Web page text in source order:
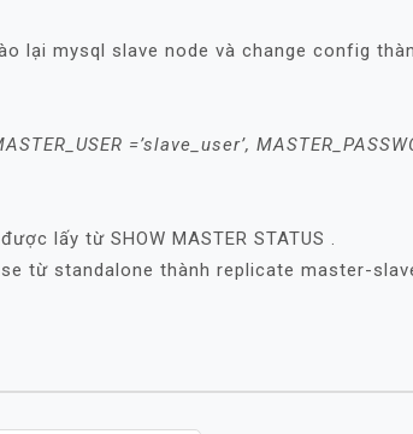
lại mysql slave node và change config
=’slave_user’,
lấy từ SHOW MASTER STATUS .
từ standalone thành replicate master-